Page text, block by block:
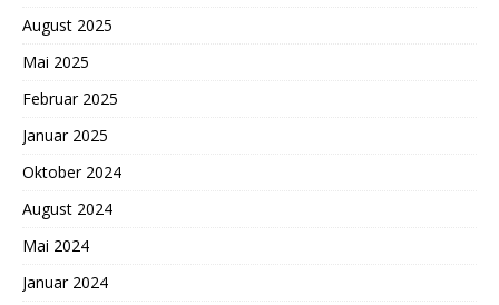
August 2025
Mai 2025
Februar 2025
Januar 2025
Oktober 2024
August 2024
Mai 2024
Januar 2024